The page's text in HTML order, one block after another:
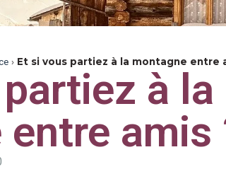
› Et si vous partiez à la montagne entre
à la
amis